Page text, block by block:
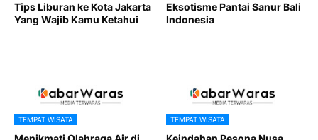
Tips Liburan ke Kota Jakarta
Yang Wajib Kamu Ketahui
Eksotisme Pantai Sanur Bali
Indonesia
TEMPAT WISATA TEMPAT WISATA